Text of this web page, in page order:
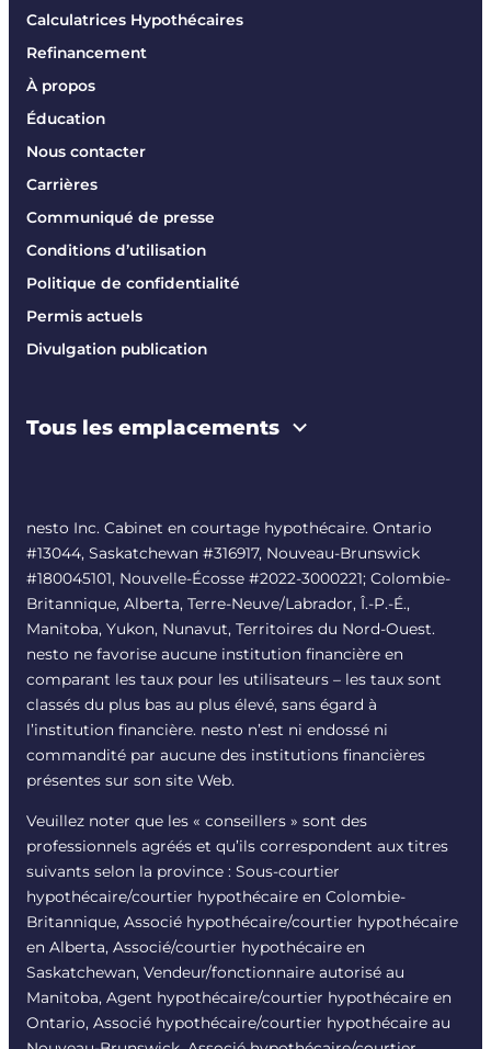
Calculatrices Hypothécaires
Refinancement
À propos
Éducation
Nous contacter
Carrières
Communiqué de presse
Conditions d’utilisation
Politique de confidentialité
Permis actuels
Divulgation publication
Tous les emplacements
nesto Inc. Cabinet en courtage hypothécaire. Ontario
#13044, Saskatchewan #316917, Nouveau-Brunswick
#180045101, Nouvelle-Écosse #2022-3000221; Colombie-
Britannique, Alberta, Terre-Neuve/Labrador, Î.-P.-É.,
Manitoba, Yukon, Nunavut, Territoires du Nord-Ouest.
nesto ne favorise aucune institution financière en
comparant les taux pour les utilisateurs – les taux sont
classés du plus bas au plus élevé, sans égard à
l’institution financière. nesto n’est ni endossé ni
commandité par aucune des institutions financières
présentes sur son site Web.
Veuillez noter que les « conseillers » sont des
professionnels agréés et qu’ils correspondent aux titres
suivants selon la province : Sous-courtier
hypothécaire/courtier hypothécaire en Colombie-
Britannique, Associé hypothécaire/courtier hypothécaire
en Alberta, Associé/courtier hypothécaire en
Saskatchewan, Vendeur/fonctionnaire autorisé au
Manitoba, Agent hypothécaire/courtier hypothécaire en
Ontario, Associé hypothécaire/courtier hypothécaire au